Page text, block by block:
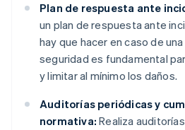
Plan de respuesta ante
un plan de respuesta ante
hay que hacer en caso de
seguridad es fundamental
y limitar al mínimo los daños.
Auditorías periódicas y
normativa: Realiza